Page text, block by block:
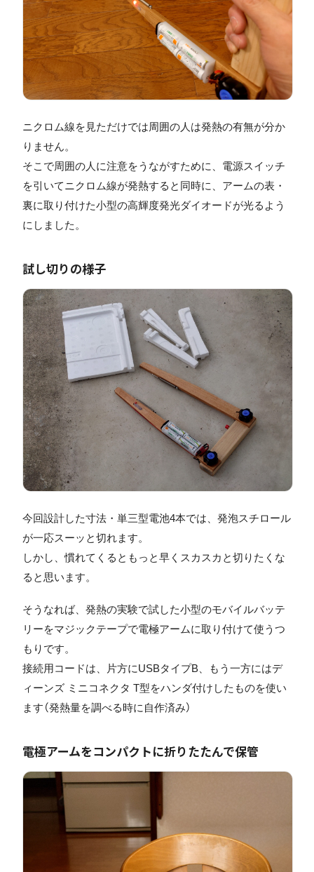
ニクロム線を見ただけでは周囲の人は発熱の有無が分か
りません。
そこで周囲の人に注意をうながすために、電源スイッチ
を引いてニクロム線が発熱すると同時に、アームの表・
裏に取り付けた小型の高輝度発光ダイオードが光るよう
にしました。
試し切りの様子
今回設計した寸法・単三型電池4本では、発泡スチロール
が一応スーッと切れます。
しかし、慣れてくるともっと早くスカスカと切りたくな
ると思います。
そうなれば、発熱の実験で試した小型のモバイルバッテ
リーをマジックテープで電極アームに取り付けて使うつ
もりです。
接続用コードは、片方にUSBタイプB、もう一方にはデ
ィーンズ ミニコネクタ T型をハンダ付けしたものを使い
ます（発熱量を調べる時に自作済み）
電極アームをコンパクトに折りたたんで保管